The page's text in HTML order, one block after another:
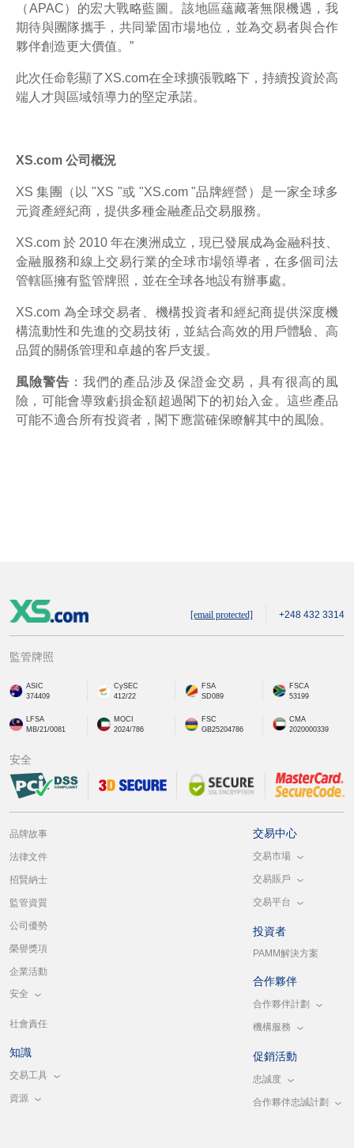
（APAC）的宏大戰略藍圖。該地區蘊藏著無限機遇，我
期待與團隊攜手，共同鞏固市場地位，並為交易者與合作
夥伴創造更大價值。”
此次任命彰顯了XS.com在全球擴張戰略下，持續投資於高
端人才與區域領導力的堅定承諾。
XS.com 公司概況
XS 集團（以 "XS "或 "XS.com "品牌經營）是一家全球多
元資產經紀商，提供多種金融產品交易服務。
XS.com 於 2010 年在澳洲成立，現已發展成為金融科技、
金融服務和線上交易行業的全球市場領導者，在多個司法
管轄區擁有監管牌照，並在全球各地設有辦事處。
XS.com 為全球交易者、機構投資者和經紀商提供深度機
構流動性和先進的交易技術，並結合高效的用戶體驗、高
品質的關係管理和卓越的客戶支援。
風險警告 ：我們的產品涉及保證金交易，具有很高的風
險，可能會導致虧損金額超過閣下的初始入金。這些產品
可能不適合所有投資者，閣下應當確保瞭解其中的風險。
[email protected] +248 432 3314
監管牌照
ASIC
374409
CySEC
412/22
FSA
SD089
FSCA
53199
LFSA
MB/21/0081
MOCI
2024/786
FSC
GB25204786
CMA
2020000339
安全
品牌故事
法律文件
招賢納士
監管資質
公司優勢
榮譽獎項
企業活動
安全
社會責任
知識
交易工具
資源
交易中心
交易市場
交易賬戶
交易平台
投資者
PAMM解決方案
合作夥伴
合作夥伴計劃
機構服務
促銷活動
忠誠度
合作夥伴忠誠計劃